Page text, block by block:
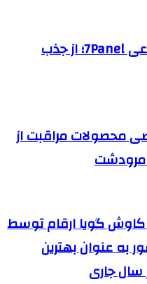
خدمات شبکه‌های اجتماعی 7Panel؛ از جذب
محصولات مراقبت از
مرودشت
گویا ارقام توسط
به عنوان بهترین
سال جاری